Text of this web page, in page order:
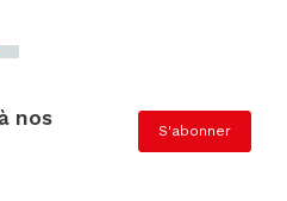
nos
S'abonner